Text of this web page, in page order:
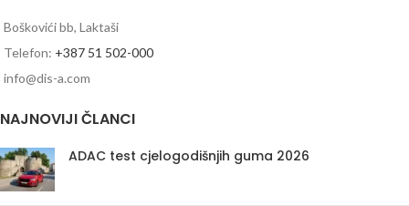
Boškovići bb, Laktaši
Telefon: +387 51 502-000
info@dis-a.com
NAJNOVIJI ČLANCI
ADAC test cjelogodišnjih guma 2026